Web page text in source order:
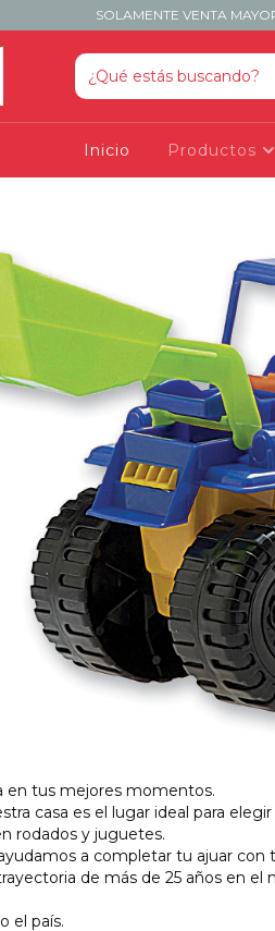
SOLAMENTE VENTA
Inicio Productos
en tus mejores momentos.
casa es el lugar ideal para
rodados y juguetes.
a completar tu ajuar con
de más de 25 años en
el país.